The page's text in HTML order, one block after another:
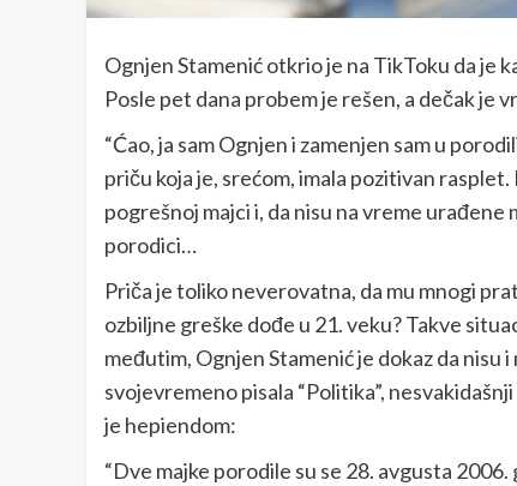
Ognjen Stamenić otkrio je na TikToku da je
Posle pet dana probem je rešen, a dečak je
“Ćao, ja sam Ognjen i zamenjen sam u
priču koja je, srećom, imala pozitivan
pogrešnoj majci i, da nisu na vreme
porodici…
Priča je toliko neverovatna, da mu mnogi
ozbiljne greške dođe u 21. veku? Takve
međutim, Ognjen Stamenić je dokaz da nisu
svojevremeno pisala “Politika”,
je hepiendom:
“Dve majke porodile su se 28. avgusta